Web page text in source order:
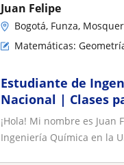
Juan Felipe
Bogotá, Funza,
Matemáticas:
Estudiante de
Nacional | Clases
Química
¡Hola! Mi nombre es
Ingeniería Química en la